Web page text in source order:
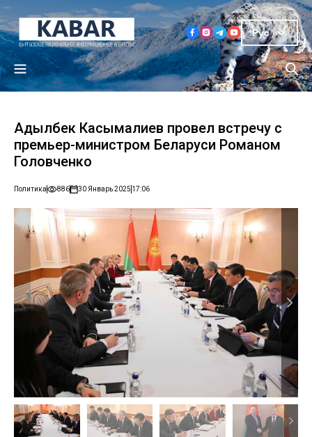
Рус
Адылбек Касымалиев провел встречу с
премьер-министром Беларуси Романом
Головченко
Политика 886 30 Январь 2025 17:06